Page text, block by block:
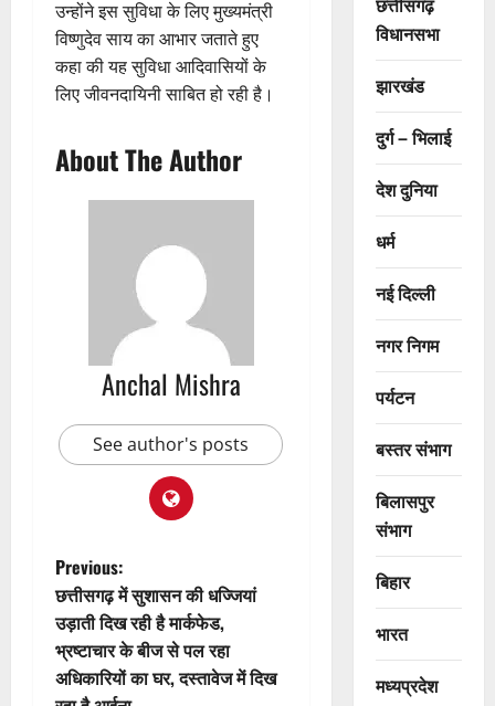
उन्होंने इस सुविधा के लिए मुख्यमंत्री
विष्णुदेव साय का आभार जताते हुए
कहा की यह सुविधा आदिवासियों के
लिए जीवनदायिनी साबित हो रही है।
About The Author
Anchal Mishra
See author's posts
P
o
s
Previous:
छत्तीसगढ़ में सुशासन की धज्जियां
उड़ाती दिख रही है मार्कफेड,
भ्रष्टाचार के बीज से पल रहा
अधिकारियों का घर, दस्तावेज में दिख
विधानसभा
झारखंड
दुर्ग – भिलाई
देश दुनिया
धर्म
नई दिल्ली
नगर निगम
पर्यटन
बस्तर संभाग
बिलासपुर
संभाग
बिहार
भारत
मध्यप्रदेश